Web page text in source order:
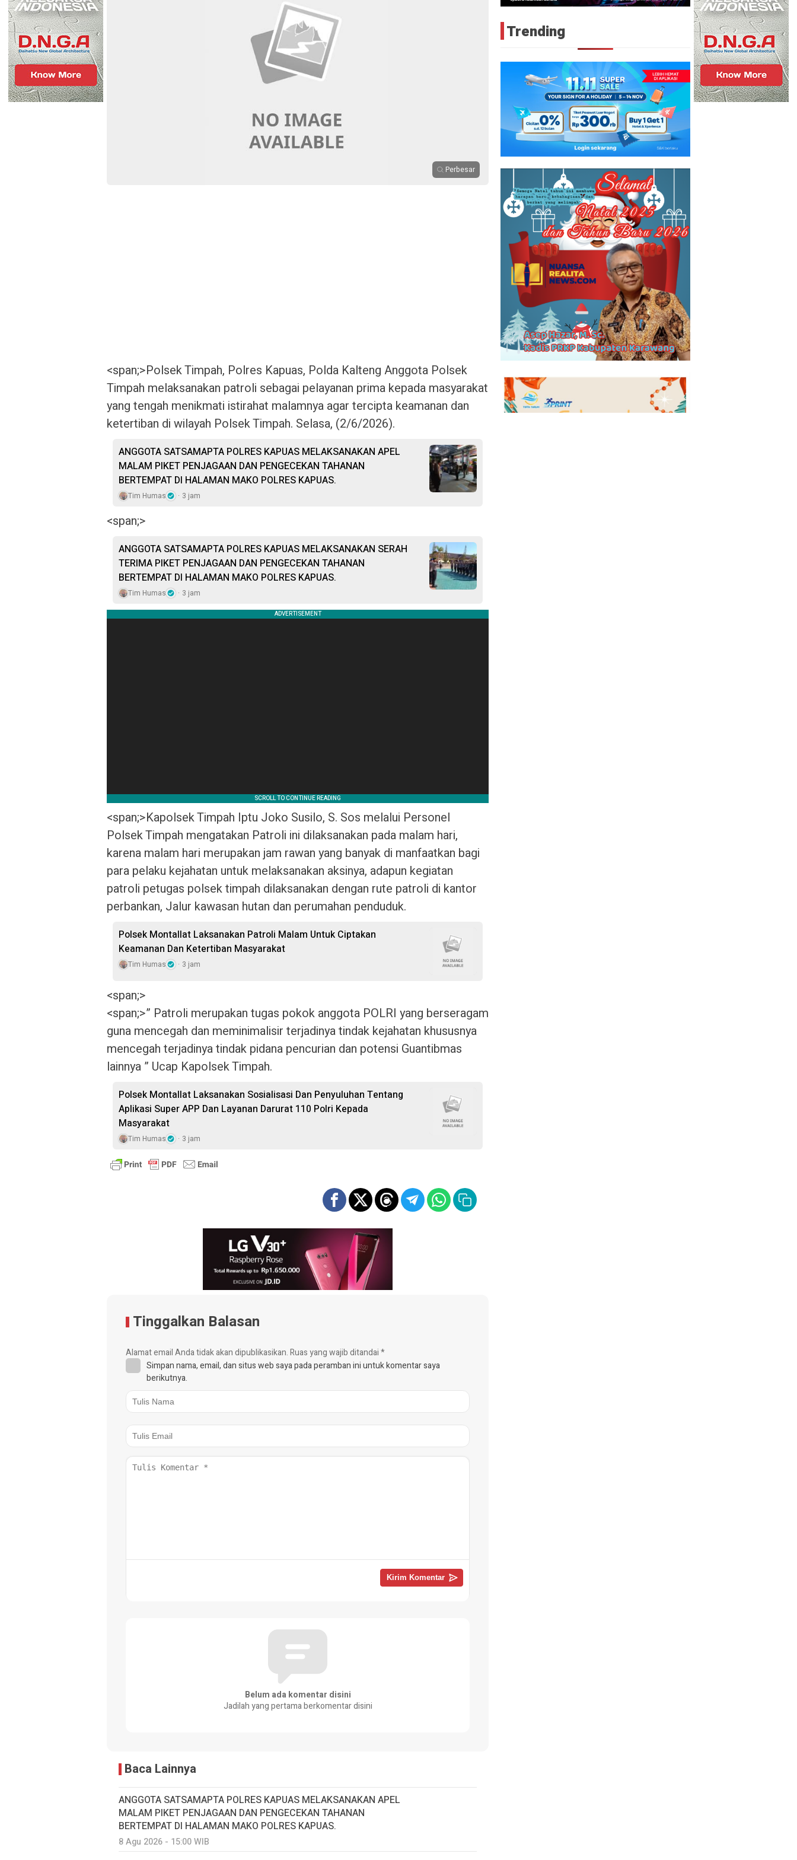
Perbesar
<span;>Polsek Timpah, Polres Kapuas, Polda Kalteng Anggota Polsek
Timpah melaksanakan patroli sebagai pelayanan prima kepada masyarakat
yang tengah menikmati istirahat malamnya agar tercipta keamanan dan
ketertiban di wilayah Polsek Timpah. Selasa, (2/6/2026).
ANGGOTA SATSAMAPTA POLRES KAPUAS MELAKSANAKAN APEL
MALAM PIKET PENJAGAAN DAN PENGECEKAN TAHANAN
BERTEMPAT DI HALAMAN MAKO POLRES KAPUAS.
Tim Humas 3 jam
<span;>‎
ANGGOTA SATSAMAPTA POLRES KAPUAS MELAKSANAKAN SERAH
TERIMA PIKET PENJAGAAN DAN PENGECEKAN TAHANAN
BERTEMPAT DI HALAMAN MAKO POLRES KAPUAS.
Tim Humas 3 jam
<span;>‎Kapolsek Timpah Iptu Joko Susilo, S. Sos melalui Personel
Polsek Timpah mengatakan Patroli ini dilaksanakan pada malam hari,
karena malam hari merupakan jam rawan yang banyak di manfaatkan bagi
para pelaku kejahatan untuk melaksanakan aksinya, adapun kegiatan
patroli petugas polsek timpah dilaksanakan dengan rute patroli di kantor
perbankan, Jalur kawasan hutan dan perumahan penduduk.
Polsek Montallat Laksanakan Patroli Malam Untuk Ciptakan
Keamanan Dan Ketertiban Masyarakat
Tim Humas 3 jam
<span;>‎
<span;>‎” Patroli merupakan tugas pokok anggota POLRI yang berseragam
guna mencegah dan meminimalisir terjadinya tindak kejahatan khususnya
mencegah terjadinya tindak pidana pencurian dan potensi Guantibmas
lainnya ” Ucap Kapolsek Timpah.
Polsek Montallat Laksanakan Sosialisasi Dan Penyuluhan Tentang
Aplikasi Super APP Dan Layanan Darurat 110 Polri Kepada
Masyarakat
Tim Humas 3 jam
Tinggalkan Balasan
Alamat email Anda tidak akan dipublikasikan.Ruas yang wajib ditandai*
Simpan nama, email, dan situs web saya pada peramban ini untuk komentar saya
berikutnya.
Belum ada komentar disini
Jadilah yang pertama berkomentar disini
Baca Lainnya
ANGGOTA SATSAMAPTA POLRES KAPUAS MELAKSANAKAN APEL
MALAM PIKET PENJAGAAN DAN PENGECEKAN TAHANAN
BERTEMPAT DI HALAMAN MAKO POLRES KAPUAS.
8 Agu 2026 - 15:00 WIB
Trending